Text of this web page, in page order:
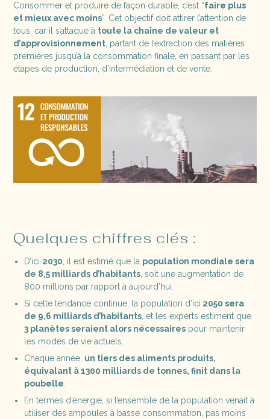
Consommer et produire de façon durable, c’est “faire plus
et mieux avec moins”. Cet objectif doit attirer l’attention de
tous, car il s’attaque à toute la chaîne de valeur et
d’approvisionnement , partant de l’extraction des matières
premières jusqu’à la consommation finale, en passant par les
étapes de production, d’intermédiation et de vente.
Quelques chiffres clés :
D’ici 2030, il est estimé que la population mondiale sera
de 8,5 milliards d’habitants, soit une augmentation de
800 millions par rapport à aujourd’hui.
Si cette tendance continue, la population d’ici 2050 sera
de 9,6 milliards d’habitants, et les experts estiment que
3 planètes seraient alors nécessairespour maintenir
les modes de vie actuels.
Chaque année, un tiers des aliments produits,
équivalant à 1300 milliards de tonnes, finit dans la
poubelle.
En termes d’énergie, si l’ensemble de la population venait à
utiliser des ampoules à basse consommation, pas moins